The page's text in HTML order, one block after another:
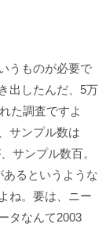
うものが必要で
出したんだ、5万
た調査ですよ
サンプル数は
サンプル数百。
るというような
ね。要は、ニー
タなんて2003